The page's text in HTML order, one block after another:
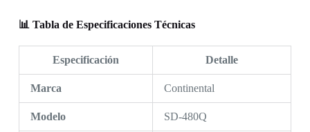
📊 Tabla de Especificaciones Técnicas
Especificación Detalle
Marca Continental
Modelo SD-480Q